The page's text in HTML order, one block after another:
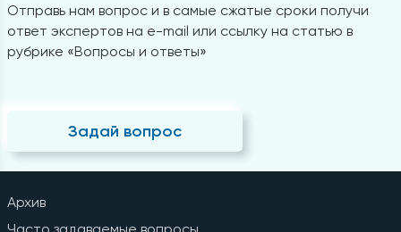
Отправь нам вопрос и в самые сжатые сроки получи
ответ экспертов на e-mail или ссылку на статью в
рубрике «Вопросы и ответы»
Задай вопрос
Архив
Часто задаваемые вопросы